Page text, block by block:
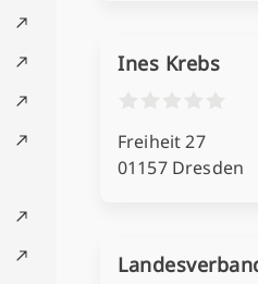
Ines Krebs
Freiheit 27
01157 Dresden